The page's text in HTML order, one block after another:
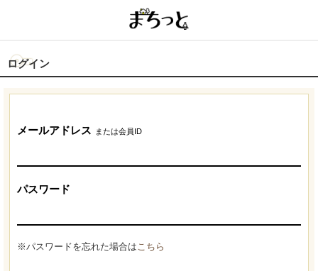
ログイン
メールアドレス または会員ID
パスワード
※パスワードを忘れた場合はこちら